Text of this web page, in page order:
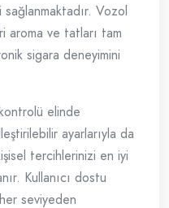
Vozol
aroma ve tatları tam
sigara deneyimini
elinde
ayarlarıyla da
tercihlerinizi en iyi
Kullanıcı dostu
seviyeden